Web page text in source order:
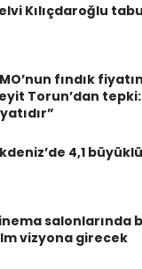
Kılıçdaroğlu
fındık
Torun’dan
4,1
salonlarında
vizyona girecek